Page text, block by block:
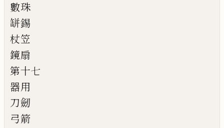
數珠
缾錫
杖笠
鏡扇
第十七
器用
刀劒
弓箭